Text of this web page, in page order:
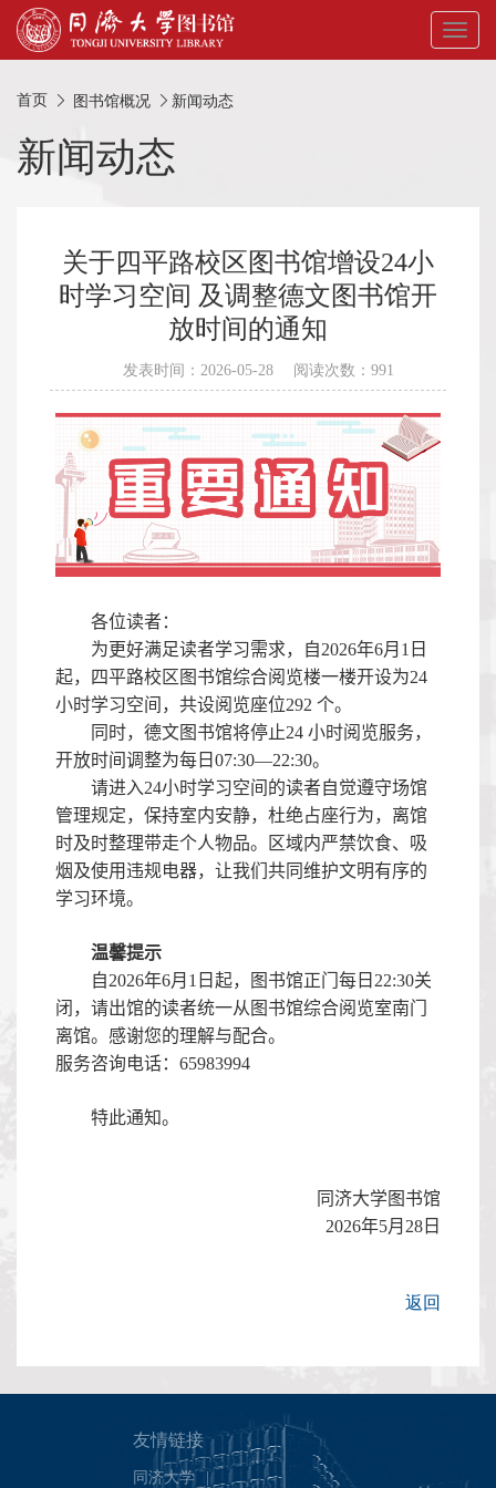
Toggle
首页 图书馆概况 新闻动态
新闻动态
关于四平路校区图书馆增设24小
时学习空间 及调整德文图书馆开
放时间的通知
发表时间：2026-05-28 阅读次数：991
各位读者：
为更好满足读者学习需求，自2026年6月 1 日
起，四平路校区图书馆综合阅览楼一楼开设为24
小时学习空间，共设阅览座位292 个。
同时，德文图书馆将停止24 小时阅览服务，
开放时间调整为每日 07:30—22:30。
请进入24小时学习空间的读者自觉遵守场馆
管理规定，保持室内安静，杜绝占座行为，离馆
时及时整理带走个人物品。区域内严禁饮食、吸
烟及使用违规电器，让我们共同维护文明有序的
学习环境。
温馨提示
自2026年6月 1 日起，图书馆正门每日 22:30关
闭，请出馆的读者统一从图书馆综合阅览室南门
离馆。感谢您的理解与配合。
服务咨询电话： 65983994
特此通知。
同济大学图书馆
2026年5月 28 日
返回
友情链接
同济大学